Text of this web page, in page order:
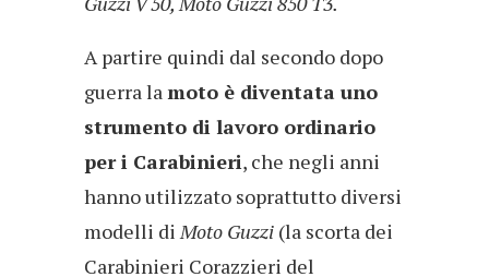
A partire quindi dal secondo dopo
guerra lamoto è diventata uno
strumento di lavoro ordinario
per i Carabinieri, che negli anni
hanno utilizzato soprattutto diversi
modelli diMoto Guzzi (la scorta dei
Carabinieri Corazzieri del